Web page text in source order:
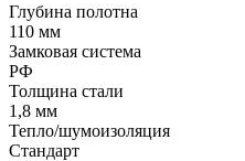
Глубина полотна
110 мм
Замковая система
РФ
Толщина стали
1,8 мм
Тепло/шумоизоляция
Стандарт